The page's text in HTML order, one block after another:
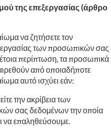
της επεξεργασίας (άρθρο
να ζητήσετε τον
των προσωπικών σας
περίπτωση, τα προσωπικά
από οποιαδήποτε
αυτό ισχύει εάν:
την ακρίβεια των
σας δεδομένων την οποία
να επαληθεύσουμε.